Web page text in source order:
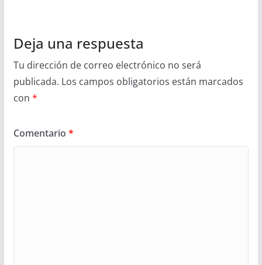
Deja una respuesta
Tu dirección de correo electrónico no será
publicada. Los campos obligatorios están marcados
con *
Comentario *